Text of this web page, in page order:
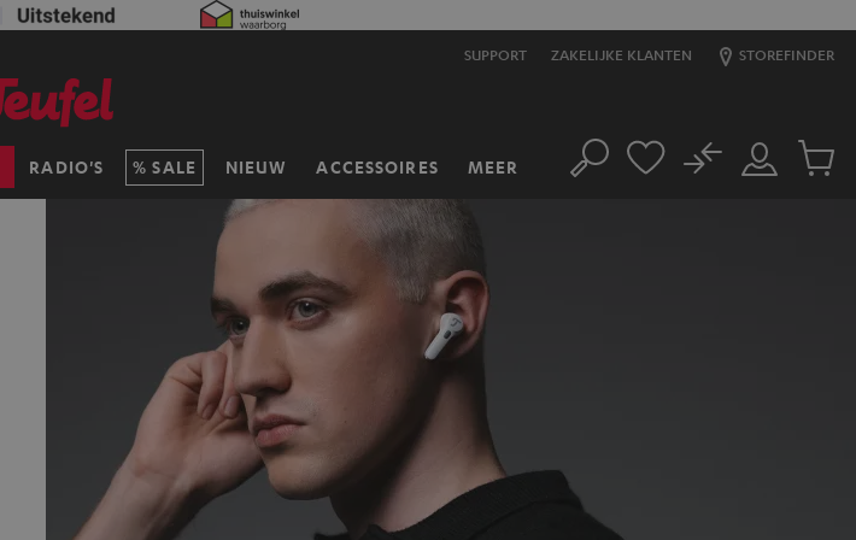
SUPPORT ZAKELIJKE KLANTEN STOREFINDER
RADIO'S SALE NIEUW ACCESSOIRES MEER Zoeken
Mijn
No